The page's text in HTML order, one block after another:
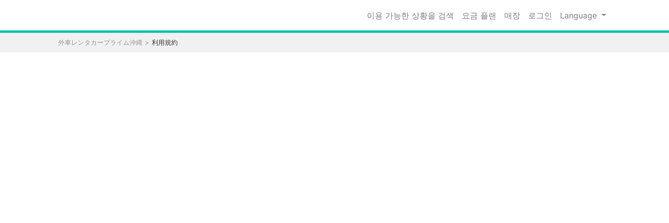
이용 가능한 상황을 검색 요금 플랜 매장 로그인 Language
外車レンタカープライム沖縄 利用規約